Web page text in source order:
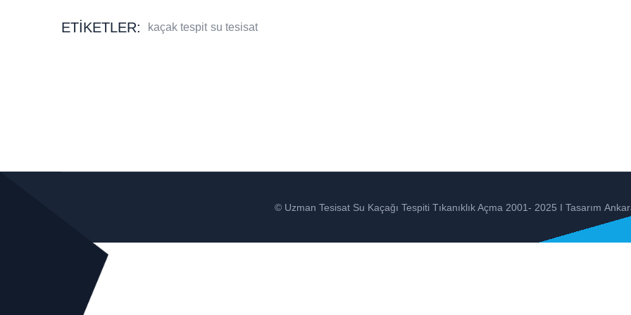
ETIKETLER: kaçak tespit su tesisat
© Uzman Tesisat Su Kaçağı Tespiti Tıkanıklık Açma 2001- 2025 I Tasarım